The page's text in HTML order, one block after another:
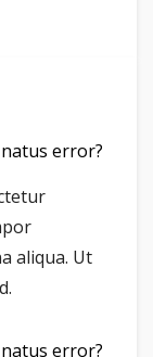
error?
aliqua. Ut
error?